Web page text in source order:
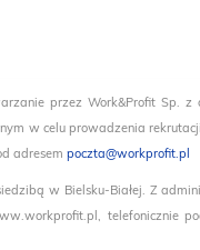
przez Work&Profit Sp.
w celu prowadzenia
adresem poczta@workprofit.pl
w Bielsku-Białej. Z
telefonicznie